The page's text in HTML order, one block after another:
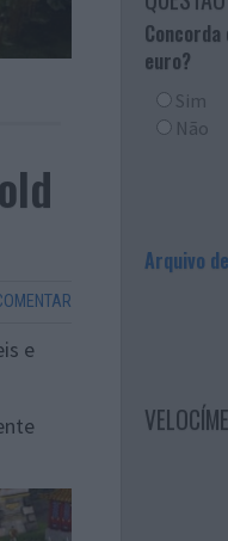
e
euro?
Sim
Não
Arquivo